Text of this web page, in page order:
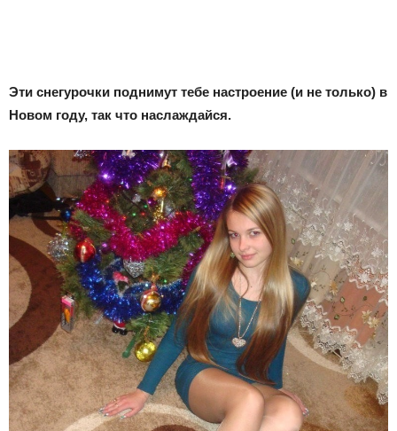
Эти снегурочки поднимут тебе настроение (и не только) в
Новом году, так что наслаждайся.